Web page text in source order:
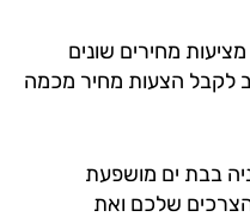
מחירים שונים
הצעות מחיר מכמה
ים מושפעת
שלכם ואת